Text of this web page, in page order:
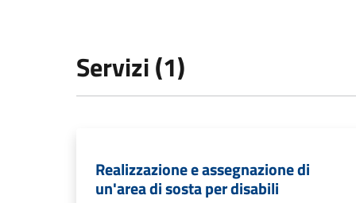
Servizi (1)
Realizzazione e assegnazione di
un'area di sosta per disabili